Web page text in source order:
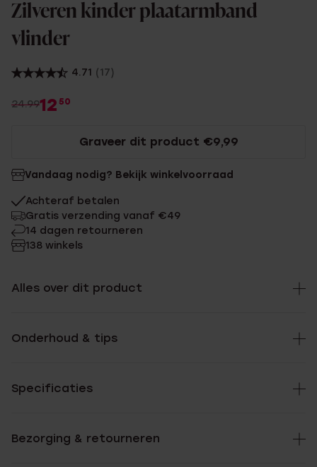
Zilveren kinder plaatarmband
vlinder
4.71 (17)
24.9912 50
Graveer dit product €9,99
Vandaag nodig? Bekijk winkelvoorraad
Achteraf betalen
Gratis verzending vanaf €49
14 dagen retourneren
138 winkels
Alles over dit product
Onderhoud & tips
Specificaties
Bezorging & retourneren